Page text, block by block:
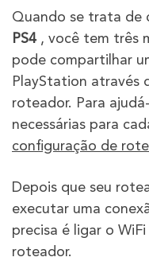
Quando se trata de
PS4 , você tem três
pode compartilhar
PlayStation através
roteador. Para
necessárias para
configuração de
Depois que seu
executar uma
precisa é ligar o
roteador.